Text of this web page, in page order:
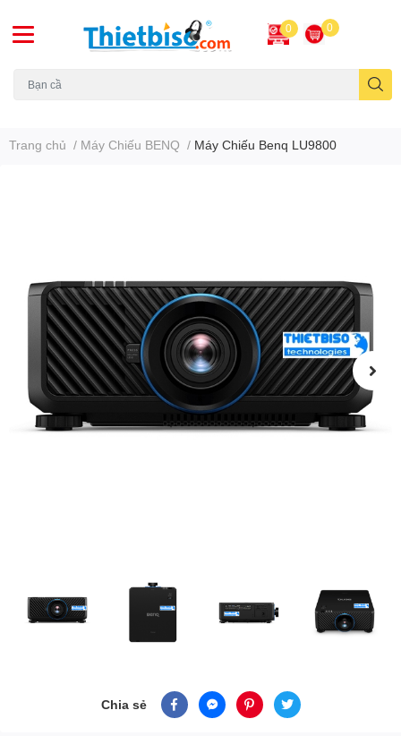
0 0
Trang chủ / Máy Chiếu BENQ / Máy Chiếu Benq LU9800
Chia sẻ